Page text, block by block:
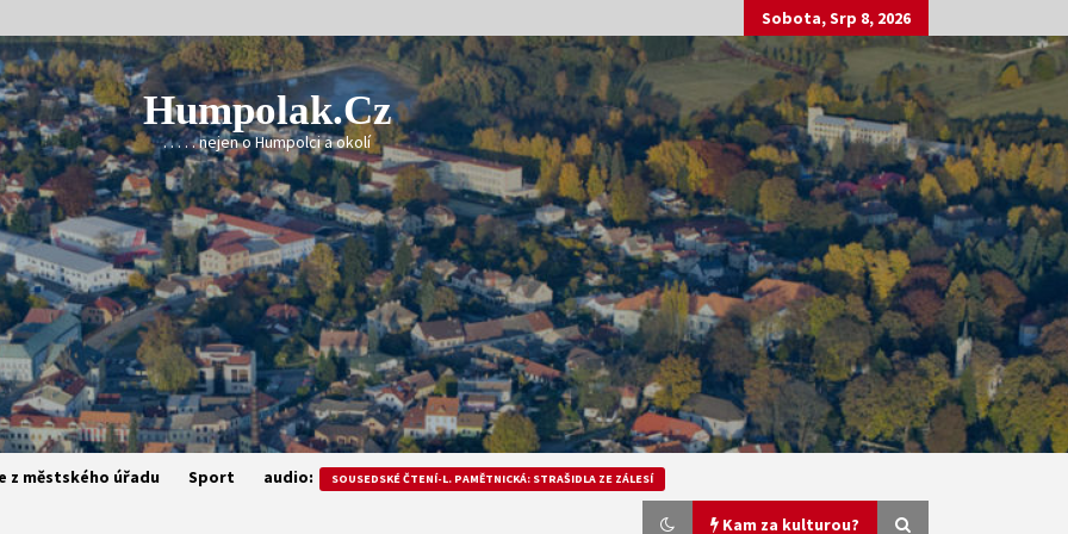
Sobota, Srp 8, 2026
Humpolak.cz
. . . . . nejen o Humpolci a okolí
z městského úřadu Sport audio: SOUSEDSKÉ ČTENÍ-L. PAMĚTNICKÁ: STRAŠIDLA ZE ZÁLESÍ
Kam za kulturou?